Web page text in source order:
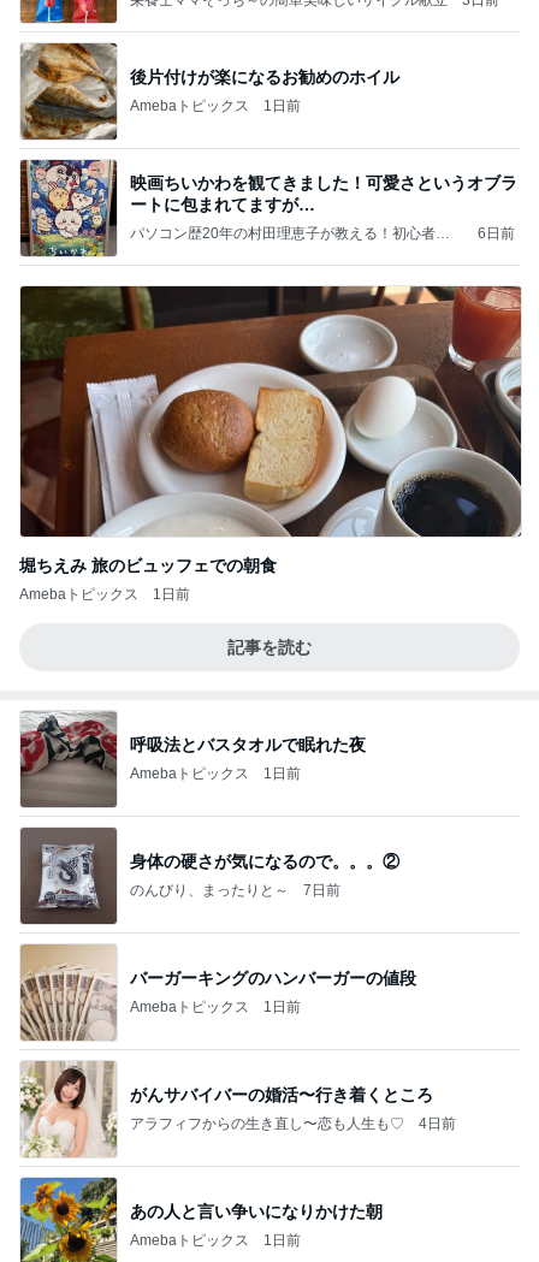
後片付けが楽になるお勧めのホイル
Amebaトピックス 1日前
映画ちいかわを観てきました！可愛さというオブラ
ートに包まれてますが…
パソコン歴20年の村田理恵子が教える！初心者で
6日前
堀ちえみ 旅のビュッフェでの朝食
Amebaトピックス 1日前
記事を読む
呼吸法とバスタオルで眠れた夜
Amebaトピックス 1日前
身体の硬さが気になるので。。。②
のんびり、まったりと～ 7日前
バーガーキングのハンバーガーの値段
Amebaトピックス 1日前
がんサバイバーの婚活〜行き着くところ
アラフィフからの生き直し〜恋も人生も♡ 4日前
あの人と言い争いになりかけた朝
Amebaトピックス 1日前